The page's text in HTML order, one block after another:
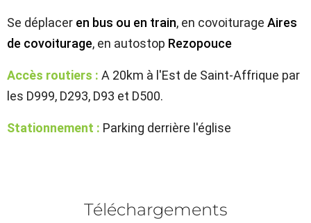
Se déplacer en bus ou en train, en covoiturage Aires
de covoiturage, en autostop Rezopouce
Accès routiers : A 20km à l'Est de Saint-Affrique par
les D999, D293, D93 et D500.
Stationnement : Parking derrière l'église
Téléchargements